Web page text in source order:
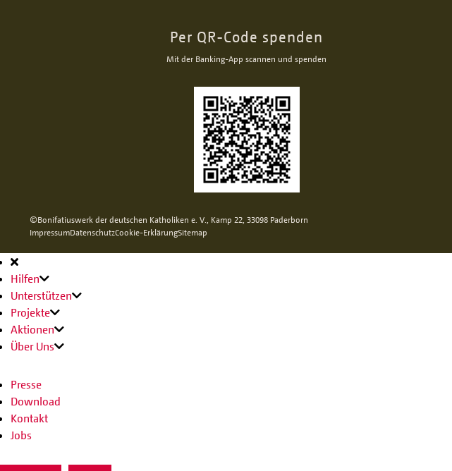
Per QR-Code spenden
Mit der Banking-App scannen und spenden
©Bonifatiuswerk der deutschen Katholiken e. V., Kamp 22, 33098 Paderborn
ImpressumDatenschutzCookie-ErklärungSitemap
Hauptnavigation
Hilfen
Unterstützen
Projekte
Aktionen
Über Uns
Presse
Download
Kontakt
Jobs